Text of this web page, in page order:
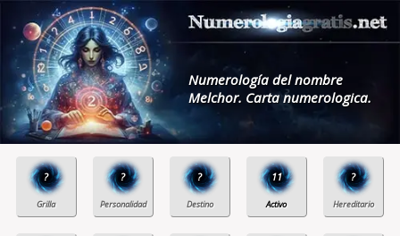
Numerología del nombre
Melchor. Carta numerologica.
? ? ? 11 ?